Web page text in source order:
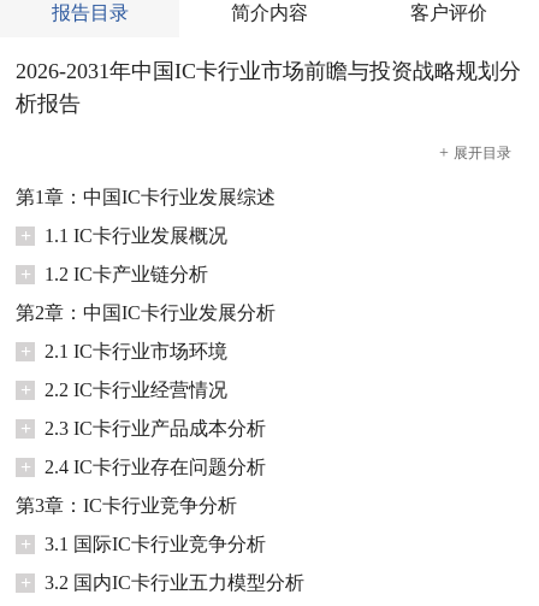
报告目录 简介内容 客户评价
2026-2031年中国IC卡行业市场前瞻与投资战略规划分
析报告
+ 展开目录
第1章：中国IC卡行业发展综述
+
1.1 IC卡行业发展概况
+
1.2 IC卡产业链分析
第2章：中国IC卡行业发展分析
+
2.1 IC卡行业市场环境
+
2.2 IC卡行业经营情况
+
2.3 IC卡行业产品成本分析
+
2.4 IC卡行业存在问题分析
第3章：IC卡行业竞争分析
+
3.1 国际IC卡行业竞争分析
+
3.2 国内IC卡行业五力模型分析